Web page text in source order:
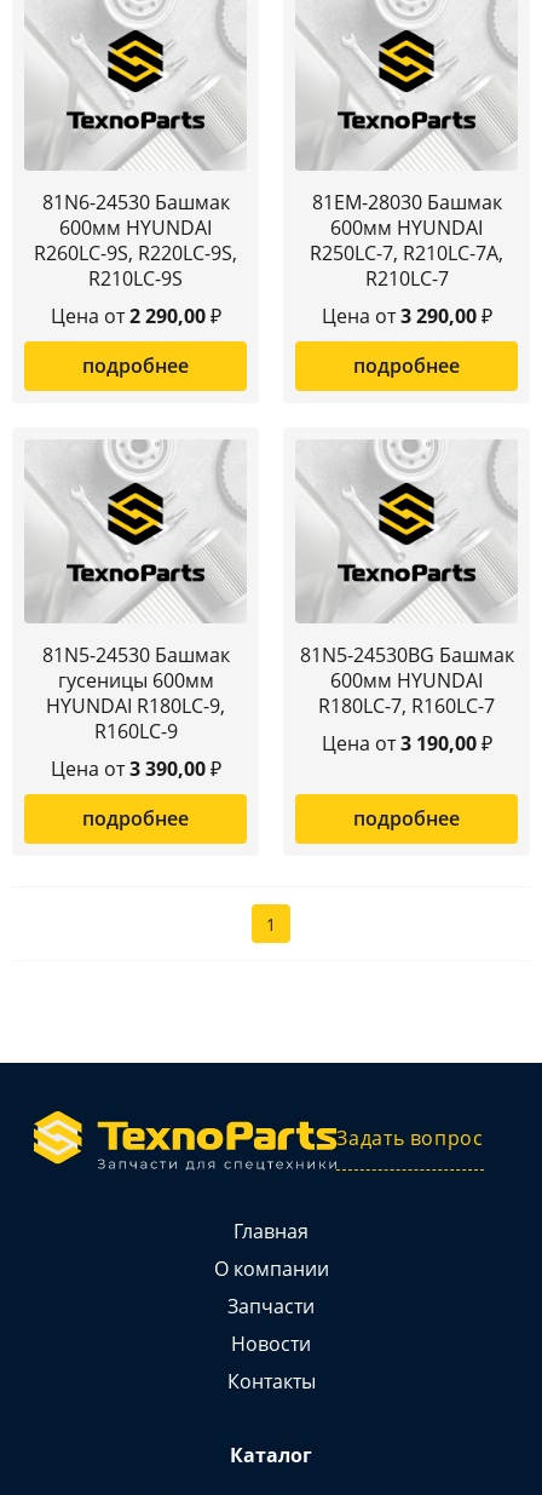
81N6-24530 Башмак
600мм HYUNDAI
R260LC-9S, R220LC-9S,
R210LC-9S
Цена от2 290,00₽
подробнее
81EM-28030 Башмак
600мм HYUNDAI
R250LC-7, R210LC-7A,
R210LC-7
Цена от3 290,00₽
подробнее
81N5-24530 Башмак
гусеницы 600мм
HYUNDAI R180LC-9,
R160LC-9
Цена от3 390,00₽
подробнее
81N5-24530BG Башмак
600мм HYUNDAI
R180LC-7, R160LC-7
Цена от3 190,00₽
подробнее
1
Задать вопрос
Главная
О компании
Запчасти
Новости
Контакты
Каталог